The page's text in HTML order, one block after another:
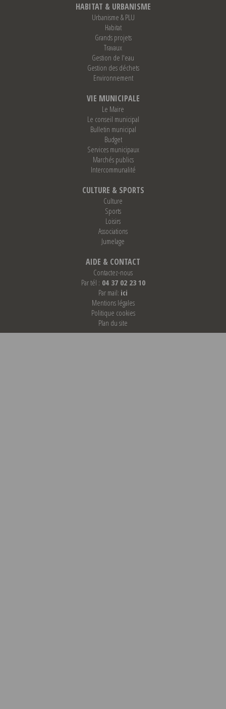
HABITAT & URBANISME
Urbanisme & PLU
Habitat
Grands projets
Travaux
Gestion de l'eau
Gestion des déchets
Environnement
VIE MUNICIPALE
Le Maire
Le conseil municipal
Bulletin municipal
Budget
Services municipaux
Marchés publics
Intercommunalité
CULTURE & SPORTS
Culture
Sports
Loisirs
Associations
Jumelage
AIDE & CONTACT
Contactez-nous
Par tél : 04 37 02 23 10
Par mail: ici
Mentions légales
Politique cookies
Plan du site